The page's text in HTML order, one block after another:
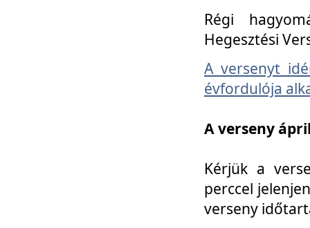
Régi
Hegesztési
A versenyt
évfordulója
A verseny
Kérjük a
perccel
verseny